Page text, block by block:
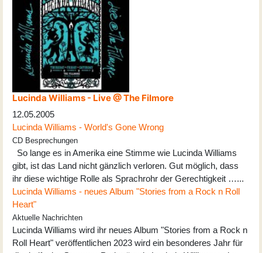
Lucinda Williams - Live @ The Filmore
12.05.2005
Lucinda Williams - World's Gone Wrong
CD Besprechungen
So lange es in Amerika eine Stimme wie Lucinda Williams
gibt, ist das Land nicht gänzlich verloren. Gut möglich, dass
ihr diese wichtige Rolle als Sprachrohr der Gerechtigkeit …...
Lucinda Williams - neues Album "Stories from a Rock n Roll
Heart"
Aktuelle Nachrichten
Lucinda Williams wird ihr neues Album "Stories from a Rock n
Roll Heart" veröffentlichen 2023 wird ein besonderes Jahr für